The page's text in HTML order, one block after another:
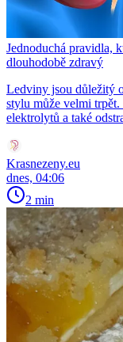
Jednoduchá pravidla,
dlouhodobě zdravý
Ledviny jsou důležitý
stylu může velmi
elektrolytů a také
Krasnezeny.eu
dnes, 04:06
2 min